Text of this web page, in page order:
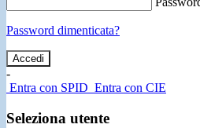
Password dimenticata?
-
Entra con SPID Entra con CIE
Seleziona utente